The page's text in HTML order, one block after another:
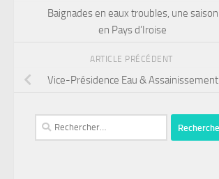
Baignades en eaux troubles, une saison
en Pays d’Iroise
ARTICLE PRÉCÉDENT
Vice-Présidence Eau & Assainissement
Rechercher :